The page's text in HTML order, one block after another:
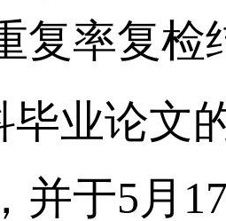
复率复检
毕业论文
并于5月